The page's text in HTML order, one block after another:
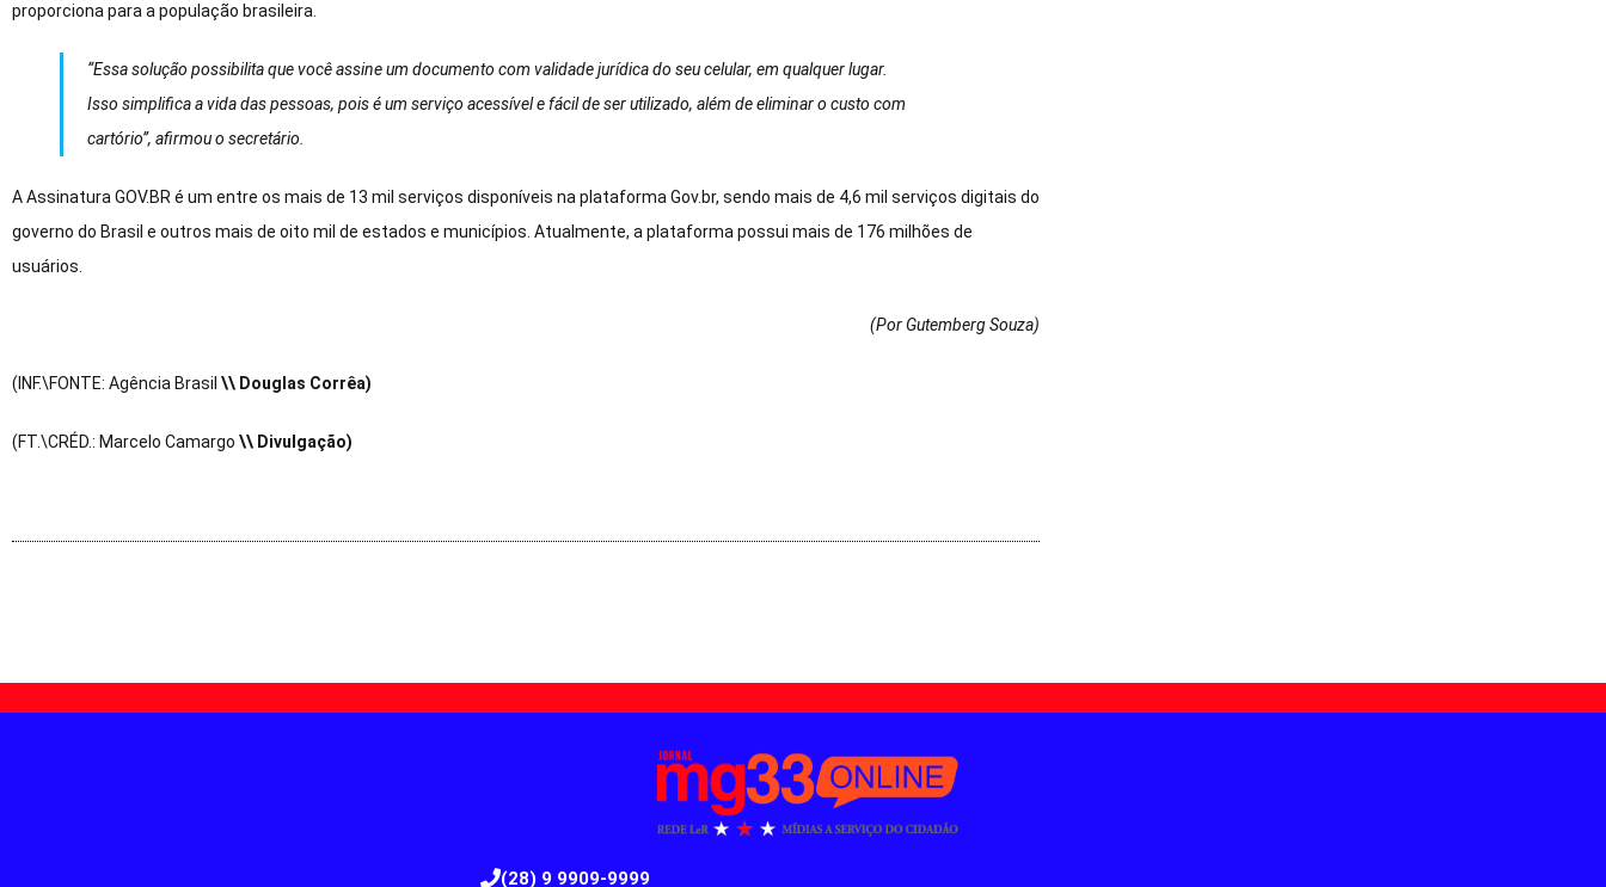
proporciona para a população brasileira.
“Essa solução possibilita que você assine um documento com validade jurídica do seu celular, em qualquer lugar.
Isso simplifica a vida das pessoas, pois é um serviço acessível e fácil de ser utilizado, além de eliminar o custo com
cartório”, afirmou o secretário.
A Assinatura GOV.BR é um entre os mais de 13 mil serviços disponíveis na plataforma Gov.br, sendo mais de 4,6 mil serviços digitais do
governo do Brasil e outros mais de oito mil de estados e municípios. Atualmente, a plataforma possui mais de 176 milhões de
usuários.
(Por Gutemberg Souza)
(INF.\FONTE: Agência Brasil \\ Douglas Corrêa)
(FT.\CRÉD.: Marcelo Camargo \\ Divulgação)
(28) 9 9909-9999